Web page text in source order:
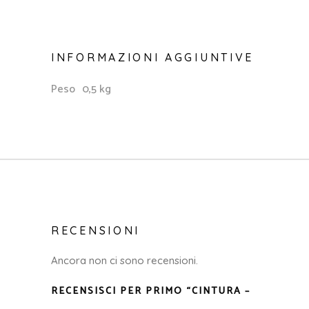
INFORMAZIONI AGGIUNTIVE
Peso 0,5 kg
RECENSIONI
Ancora non ci sono recensioni.
RECENSISCI PER PRIMO “CINTURA –